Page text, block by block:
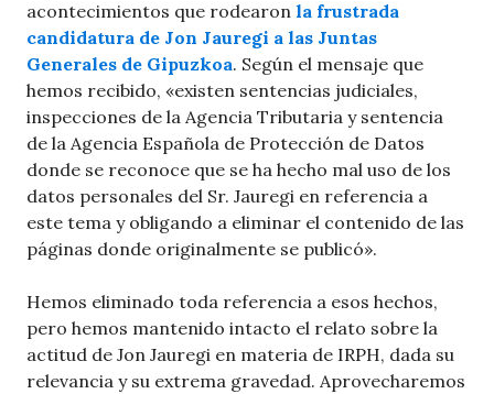
acontecimientos que rodearon la frustrada
candidatura de Jon Jauregi a las Juntas
Generales de Gipuzkoa. Según el mensaje que
hemos recibido, «existen sentencias judiciales,
inspecciones de la Agencia Tributaria y sentencia
de la Agencia Española de Protección de Datos
donde se reconoce que se ha hecho mal uso de los
datos personales del Sr. Jauregi en referencia a
este tema y obligando a eliminar el contenido de las
páginas donde originalmente se publicó».
Hemos eliminado toda referencia a esos hechos,
pero hemos mantenido intacto el relato sobre la
actitud de Jon Jauregi en materia de IRPH, dada su
relevancia y su extrema gravedad. Aprovecharemos